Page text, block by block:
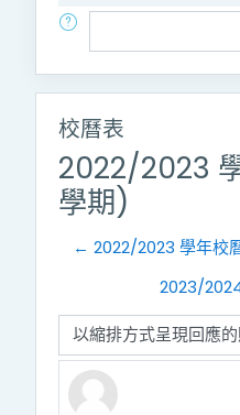
搜尋
校曆表
2022/2023
學期)
← 2022/2023 學年校
2023/
顯示模式